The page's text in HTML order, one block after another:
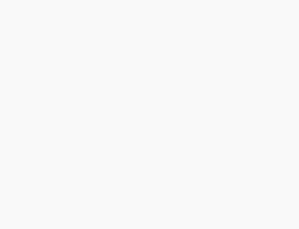
completa sobre protección
que le